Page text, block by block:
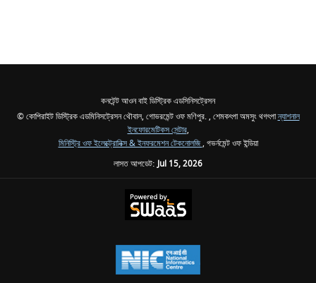
কনটেন্ট আওন বাই ডিস্ট্রিক এডসিনিসট্রেসন
© কোপিরাইট ডিস্ট্রিক এডমিনিসট্রেসন থৌবাল, গোভরমেন্ট ওফ মণিপুর. , শেমকৎপা অমসুং থগৎপান্যাশনাল
ইনফোরমেটিকস সেন্টার,
মিনিস্ট্রি ওফ ইলেক্ট্রোনিক্স & ইনফরমেশন টেকনোলজি, গভর্নমেন্ট ওফ ইন্ডিয়া
লাসত আপডেট:Jul 15, 2026